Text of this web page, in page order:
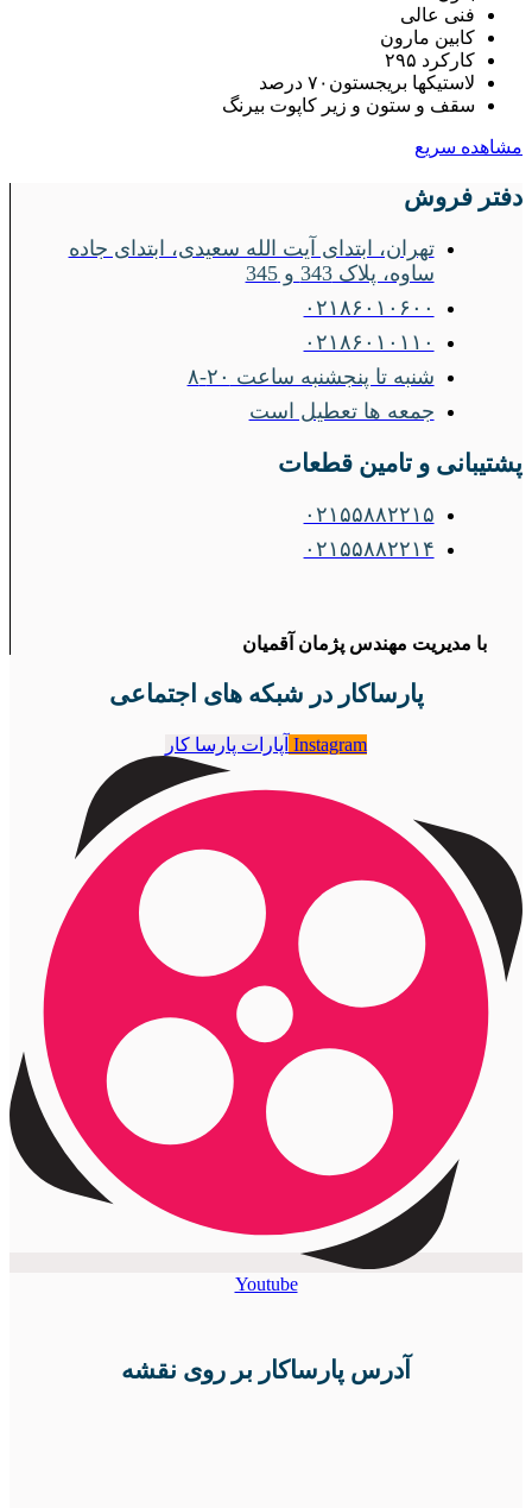
فنی عالی
کابین مارون
کارکرد ۲۹۵
لاستیکها بریجستون۷۰ درصد
سقف و ستون و زیر کاپوت بیرنگ
مشاهده سریع
دفتر فروش
تهران، ابتدای آیت الله سعیدی، ابتدای جاده
ساوه، پلاک 343 و 345
۰۲۱۸۶۰۱۰۶۰۰
۰۲۱۸۶۰۱۰۱۱۰
شنبه تا پنجشنبه ساعت ۲۰-۸
جمعه ها تعطیل است
پشتیبانی و تامین قطعات
۰۲۱۵۵۸۸۲۲۱۵
۰۲۱۵۵۸۸۲۲۱۴
با مدیریت مهندس پژمان آقمیان
پارساکار در شبکه های اجتماعی
Instagram آپارات پارسا کار
Youtube
آدرس پارساکار بر روی نقشه